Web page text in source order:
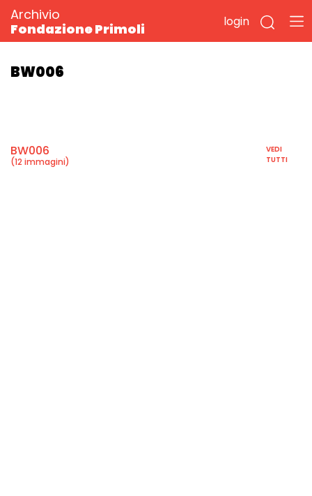
Archivio
Fondazione Primoli
login
BW006
BW006
(12 immagini)
VEDI
TUTTI